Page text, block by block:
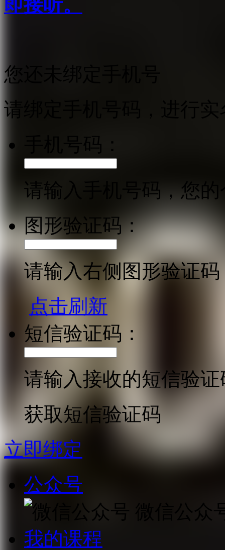
即接听。
您还未绑定手机号
请绑定手机号码，进行
手机号码：
请输入手机号码，您
图形验证码：
请输入右侧图形验证码
点击刷新
短信验证码：
请输入接收的短信验证
获取短信验证码
立即绑定
公众号
微信公众
我的课程